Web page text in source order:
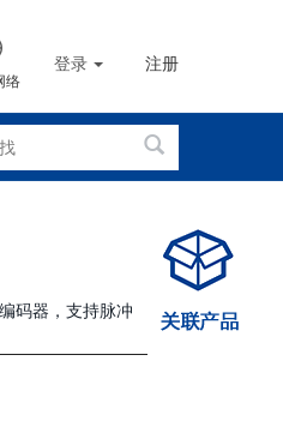
络
登录 注册
码器，支持脉冲